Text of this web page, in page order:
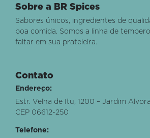
Sobre a BR Spices
Sabores únicos, ingredientes de
boa comida. Somos a linha de
faltar em sua prateleira.
Contato
Endereço:
Estr. Velha de Itu, 1200 – Jardim
CEP 06612-250
Telefone: